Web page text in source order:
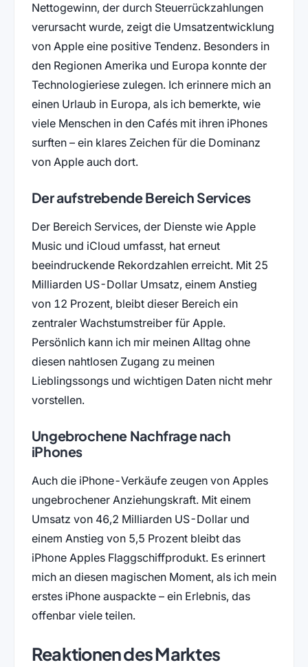
Nettogewinn, der durch Steuerrückzahlungen
verursacht wurde, zeigt die Umsatzentwicklung
von Apple eine positive Tendenz. Besonders in
den Regionen Amerika und Europa konnte der
Technologieriese zulegen. Ich erinnere mich an
einen Urlaub in Europa, als ich bemerkte, wie
viele Menschen in den Cafés mit ihren iPhones
surften – ein klares Zeichen für die Dominanz
von Apple auch dort.
Der aufstrebende Bereich Services
Der Bereich Services, der Dienste wie Apple
Music und iCloud umfasst, hat erneut
beeindruckende Rekordzahlen erreicht. Mit 25
Milliarden US-Dollar Umsatz, einem Anstieg
von 12 Prozent, bleibt dieser Bereich ein
zentraler Wachstumstreiber für Apple.
Persönlich kann ich mir meinen Alltag ohne
diesen nahtlosen Zugang zu meinen
Lieblingssongs und wichtigen Daten nicht mehr
vorstellen.
Ungebrochene Nachfrage nach
iPhones
Auch die iPhone-Verkäufe zeugen von Apples
ungebrochener Anziehungskraft. Mit einem
Umsatz von 46,2 Milliarden US-Dollar und
einem Anstieg von 5,5 Prozent bleibt das
iPhone Apples Flaggschiffprodukt. Es erinnert
mich an diesen magischen Moment, als ich mein
erstes iPhone auspackte – ein Erlebnis, das
offenbar viele teilen.
Reaktionen des Marktes